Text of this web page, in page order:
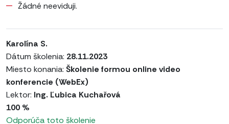
Žádné neeviduji.
Karolína S.
Dátum školenia: 28.11.2023
Miesto konania: Školenie formou online video
konferencie (WebEx)
Lektor: Ing. Ľubica Kuchařová
100 %
Odporúča toto školenie